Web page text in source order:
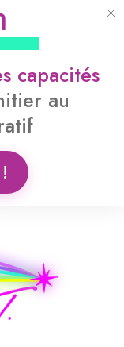
capacités
au